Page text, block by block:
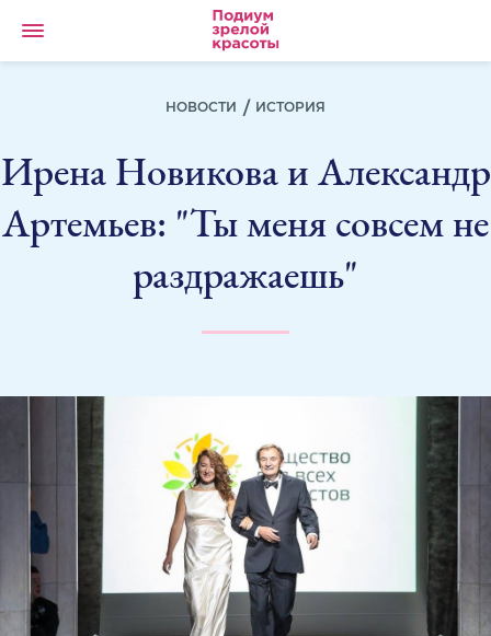
НОВОСТИ ИСТОРИЯ
Ирена Новикова и Александр
Артемьев: "Ты меня совсем не
раздражаешь"